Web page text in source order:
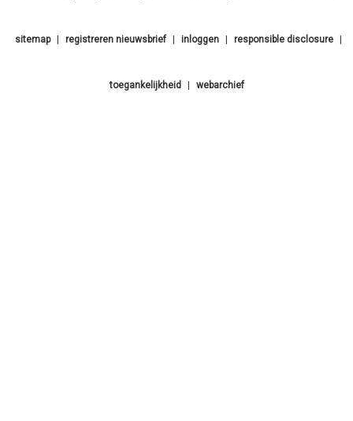
sitemap registreren nieuwsbrief inloggen responsible disclosure
toegankelijkheid webarchief